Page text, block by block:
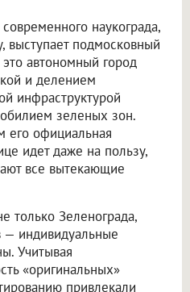
наукограда,
выступает подмосковный
автономный город
и делением
инфраструктурой
зеленых зон.
его официальная
идет даже на пользу,
все вытекающие
только Зеленограда,
— индивидуальные
Учитывая
«оригинальных»
привлекали